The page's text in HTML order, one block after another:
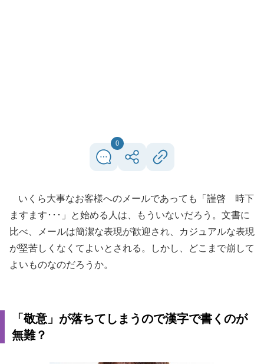
0
いくら大事なお客様へのメールであっても「謹啓 時下
ますます･･･」と始める人は、もういないだろう。文書に
比べ、メールは簡潔な表現が歓迎され、カジュアルな表現
が堅苦しくなくてよいとされる。しかし、どこまで崩して
よいものなのだろうか。
「敬意」が落ちてしまうので漢字で書くのが
無難？